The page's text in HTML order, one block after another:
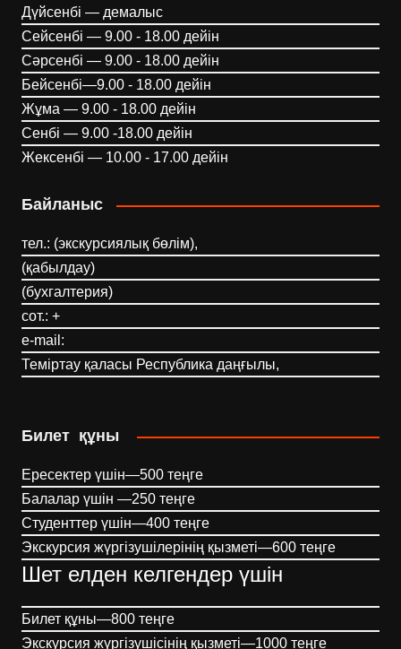
Дүйсенбі — демалыс
Сейсенбі — 9.00 - 18.00 дейін
Сәрсенбі — 9.00 - 18.00 дейін
Бейсенбі—9.00 - 18.00 дейін
Жұма — 9.00 - 18.00 дейін
Сенбі — 9.00 -18.00 дейін
Жексенбі — 10.00 - 17.00 дейін
Байланыс
тел.: (экскурсиялық бөлім),
(қабылдау)
(бухгалтерия)
сот.: +
e-mail:
Теміртау қаласы Республика даңғылы,
Билет құны
Ересектер үшін—500 теңге
Балалар үшін —250 теңге
Студенттер үшін—400 теңге
Экскурсия жүргізушілерінің қызметі—600 теңге
Шет елден келгендер үшін
Билет құны—800 теңге
Экскурсия жүргізушісінің қызметі—1000 теңге